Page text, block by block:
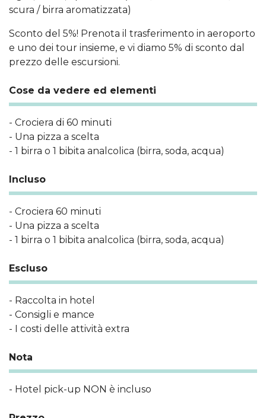
scura / birra aromatizzata)
Sconto del 5%! Prenota il trasferimento in aeroporto
e uno dei tour insieme, e vi diamo 5% di sconto dal
prezzo delle escursioni.
Cose da vedere ed elementi
- Crociera di 60 minuti
- Una pizza a scelta
- 1 birra o 1 bibita analcolica (birra, soda, acqua)
Incluso
- Crociera 60 minuti
- Una pizza a scelta
- 1 birra o 1 bibita analcolica (birra, soda, acqua)
Escluso
- Raccolta in hotel
- Consigli e mance
- I costi delle attività extra
Nota
- Hotel pick-up NON è incluso